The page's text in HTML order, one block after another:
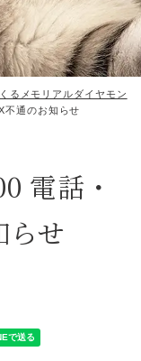
るメモリアルダイヤモン
不通のお知らせ
電話・
せ